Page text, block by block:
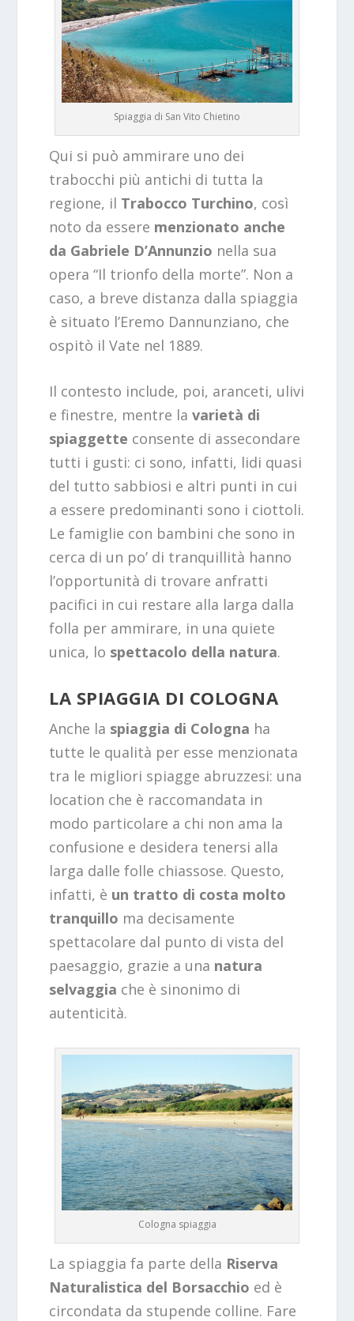
Spiaggia di San Vito Chietino
Qui si può ammirare uno dei
trabocchi più antichi di tutta la
regione, il Trabocco Turchino, così
noto da essere menzionato anche
da Gabriele D’Annunzio nella sua
opera “Il trionfo della morte”. Non a
caso, a breve distanza dalla spiaggia
è situato l’Eremo Dannunziano, che
ospitò il Vate nel 1889.
Il contesto include, poi, aranceti, ulivi
e finestre, mentre lavarietà di
spiaggette consente di assecondare
tutti i gusti: ci sono, infatti, lidi quasi
del tutto sabbiosi e altri punti in cui
a essere predominanti sono i ciottoli.
Le famiglie con bambini che sono in
cerca di un po’ di tranquillità hanno
l’opportunità di trovare anfratti
pacifici in cui restare alla larga dalla
folla per ammirare, in una quiete
unica, lo spettacolo della natura.
LA SPIAGGIA DI COLOGNA
Anche la spiaggia di Cologna ha
tutte le qualità per esse menzionata
tra le migliori spiagge abruzzesi: una
location che è raccomandata in
modo particolare a chi non ama la
confusione e desidera tenersi alla
larga dalle folle chiassose. Questo,
infatti, è un tratto di costa molto
tranquillo ma decisamente
spettacolare dal punto di vista del
paesaggio, grazie a una natura
selvaggia che è sinonimo di
autenticità.
Cologna spiaggia
La spiaggia fa parte della Riserva
Naturalistica del Borsacchio ed è
circondata da stupende colline. Fare